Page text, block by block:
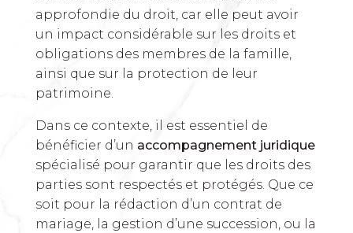
approfondie du droit, car elle peut avoir
un impact considérable sur les droits et
obligations des membres de la famille,
ainsi que sur la protection de leur
patrimoine.
Dans ce contexte, il est essentiel de
bénéficier d’un accompagnement juridique
spécialisé pour garantir que les droits des
parties sont respectés et protégés. Que ce
soit pour la rédaction d’un contrat de
mariage, la gestion d’une succession, ou la